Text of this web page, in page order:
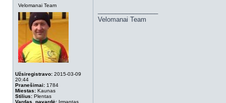
Velomanai Team
Užsiregistravo: 2015-03-09
20:44
Pranešimai: 1784
Miestas: Kaunas
Stilius: Plentas
Vardas, pavardė: Irmantas
Velomanai Team